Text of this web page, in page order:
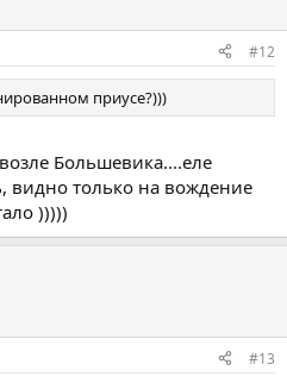
#12
приусе?)))
Большевика....еле
видно только на вождение
)))))
#13